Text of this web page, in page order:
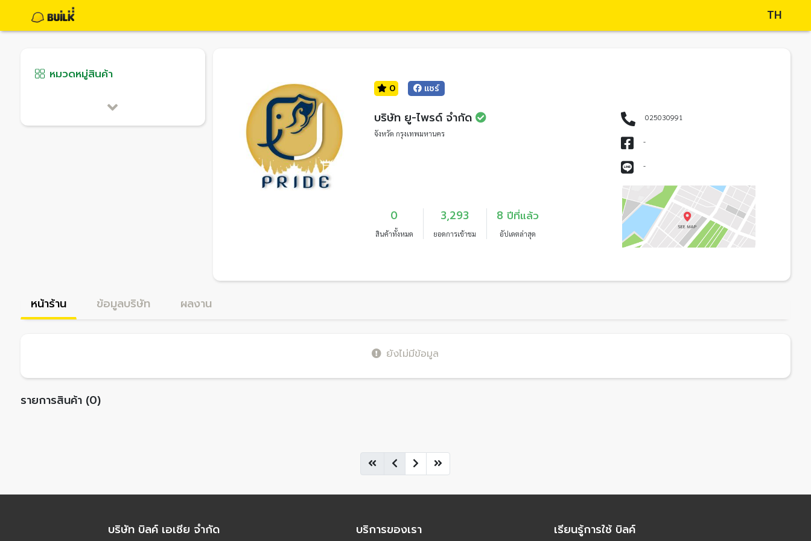
TH
หมวดหมู่สินค้า
0 แชร์
บริษัท ยู-ไพรด์ จำกัด
จังหวัด กรุงเทพมหานคร
0
สินค้าทั้งหมด
3,293
ยอดการเข้าชม
8 ปีที่แล้ว
อัปเดตล่าสุด
025030991
-
-
หน้าร้าน ข้อมูลบริษัท ผลงาน
ยังไม่มีข้อมูล
รายการสินค้า (0)
บริษัท บิลค์ เอเชีย จำกัด บริการของเรา เรียนรู้การใช้ บิลค์